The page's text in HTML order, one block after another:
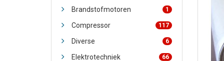
Brandstofmotoren 1
Compressor 117
Diverse 6
Elektrotechniek 66